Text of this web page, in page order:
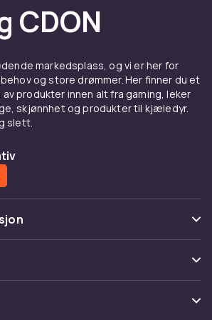
stykke som blir et samtaleemne
trykket det mulig å
med preinfusjon og
trykkkurver. Disse teknikkene
i kaffebønnene dine
maskiner ikke kan oppnå.
er dessuten generelt mer
lengre levetid på grunn av sine
tenke på når du
mye kontroll og engasjement
CDON
markedsplass, og vi er her for
og store drømmer. Her finner du et
produkter innen alt fra gaming, leker
skjønnhet og produkter til kjæledyr.
slett.